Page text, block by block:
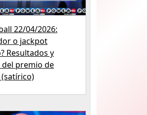
22/04/2026:
o jackpot
Resultados y
premio de
(satírico)